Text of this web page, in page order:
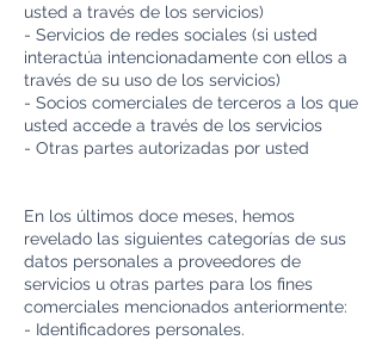
usted a través de los servicios)
- Servicios de redes sociales (si usted
interactúa intencionadamente con ellos a
través de su uso de los servicios)
- Socios comerciales de terceros a los que
usted accede a través de los servicios
- Otras partes autorizadas por usted
En los últimos doce meses, hemos
revelado las siguientes categorías de sus
datos personales a proveedores de
servicios u otras partes para los fines
comerciales mencionados anteriormente:
- Identificadores personales.